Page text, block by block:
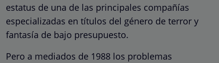
estatus de una de las principales compañías
especializadas en títulos del género de terror y
fantasía de bajo presupuesto.
Pero a mediados de 1988 los problemas